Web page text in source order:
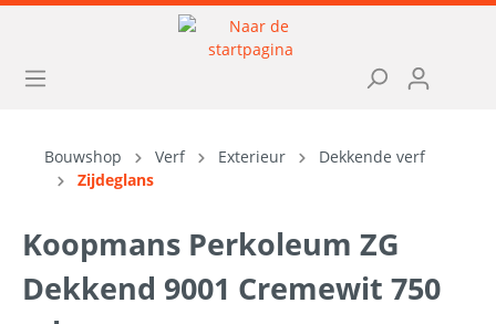
Bouwshop Verf Exterieur
Dekkende verf
Zijdeglans
Koopmans Perkoleum ZG
Dekkend 9001 Cremewit 750